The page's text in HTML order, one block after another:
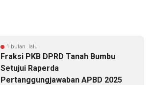
1 bulan lalu
Fraksi PKB DPRD Tanah Bumbu
Setujui Raperda
Pertanggungjawaban APBD 2025